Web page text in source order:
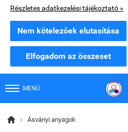
Részletes adatkezelési tájékoztató »
Nem kötelezőek elutasítása
Elfogadom az összeset
MENÜ
 » Ásványi anyagok